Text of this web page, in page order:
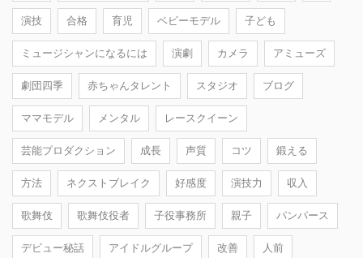
演技 合格 育児 ベビーモデル 子ども
ミュージシャンになるには 演劇 カメラ アミューズ
劇団四季 赤ちゃんタレント スタジオ ブログ
ママモデル メンタル レースクイーン
芸能プロダクション 成長 声質 コツ 鍛える
方法 ネクストブレイク 好感度 演技力 収入
歌舞伎 歌舞伎役者 子役事務所 親子 パンパース
デビュー秘話 アイドルグループ 改善 人前